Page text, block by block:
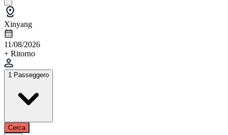
Xinyang
11/08/2026
+ Ritorno
1 Passeggero
Cerca